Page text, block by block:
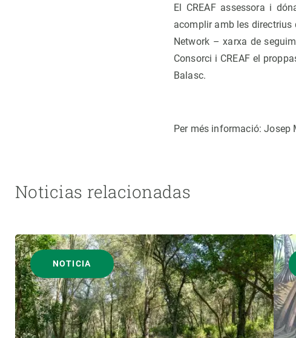
El CREAF assessora i
acomplir amb les directrius
Network – xarxa de
Consorci i CREAF el
Balasc.
Per més informació: Josep
Noticias relacionadas
NOTICIA